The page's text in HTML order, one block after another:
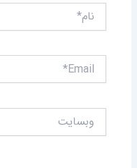
نام*
Email*
وبسایت